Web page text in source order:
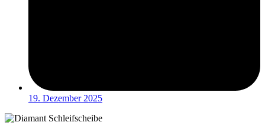
19. Dezember 2025